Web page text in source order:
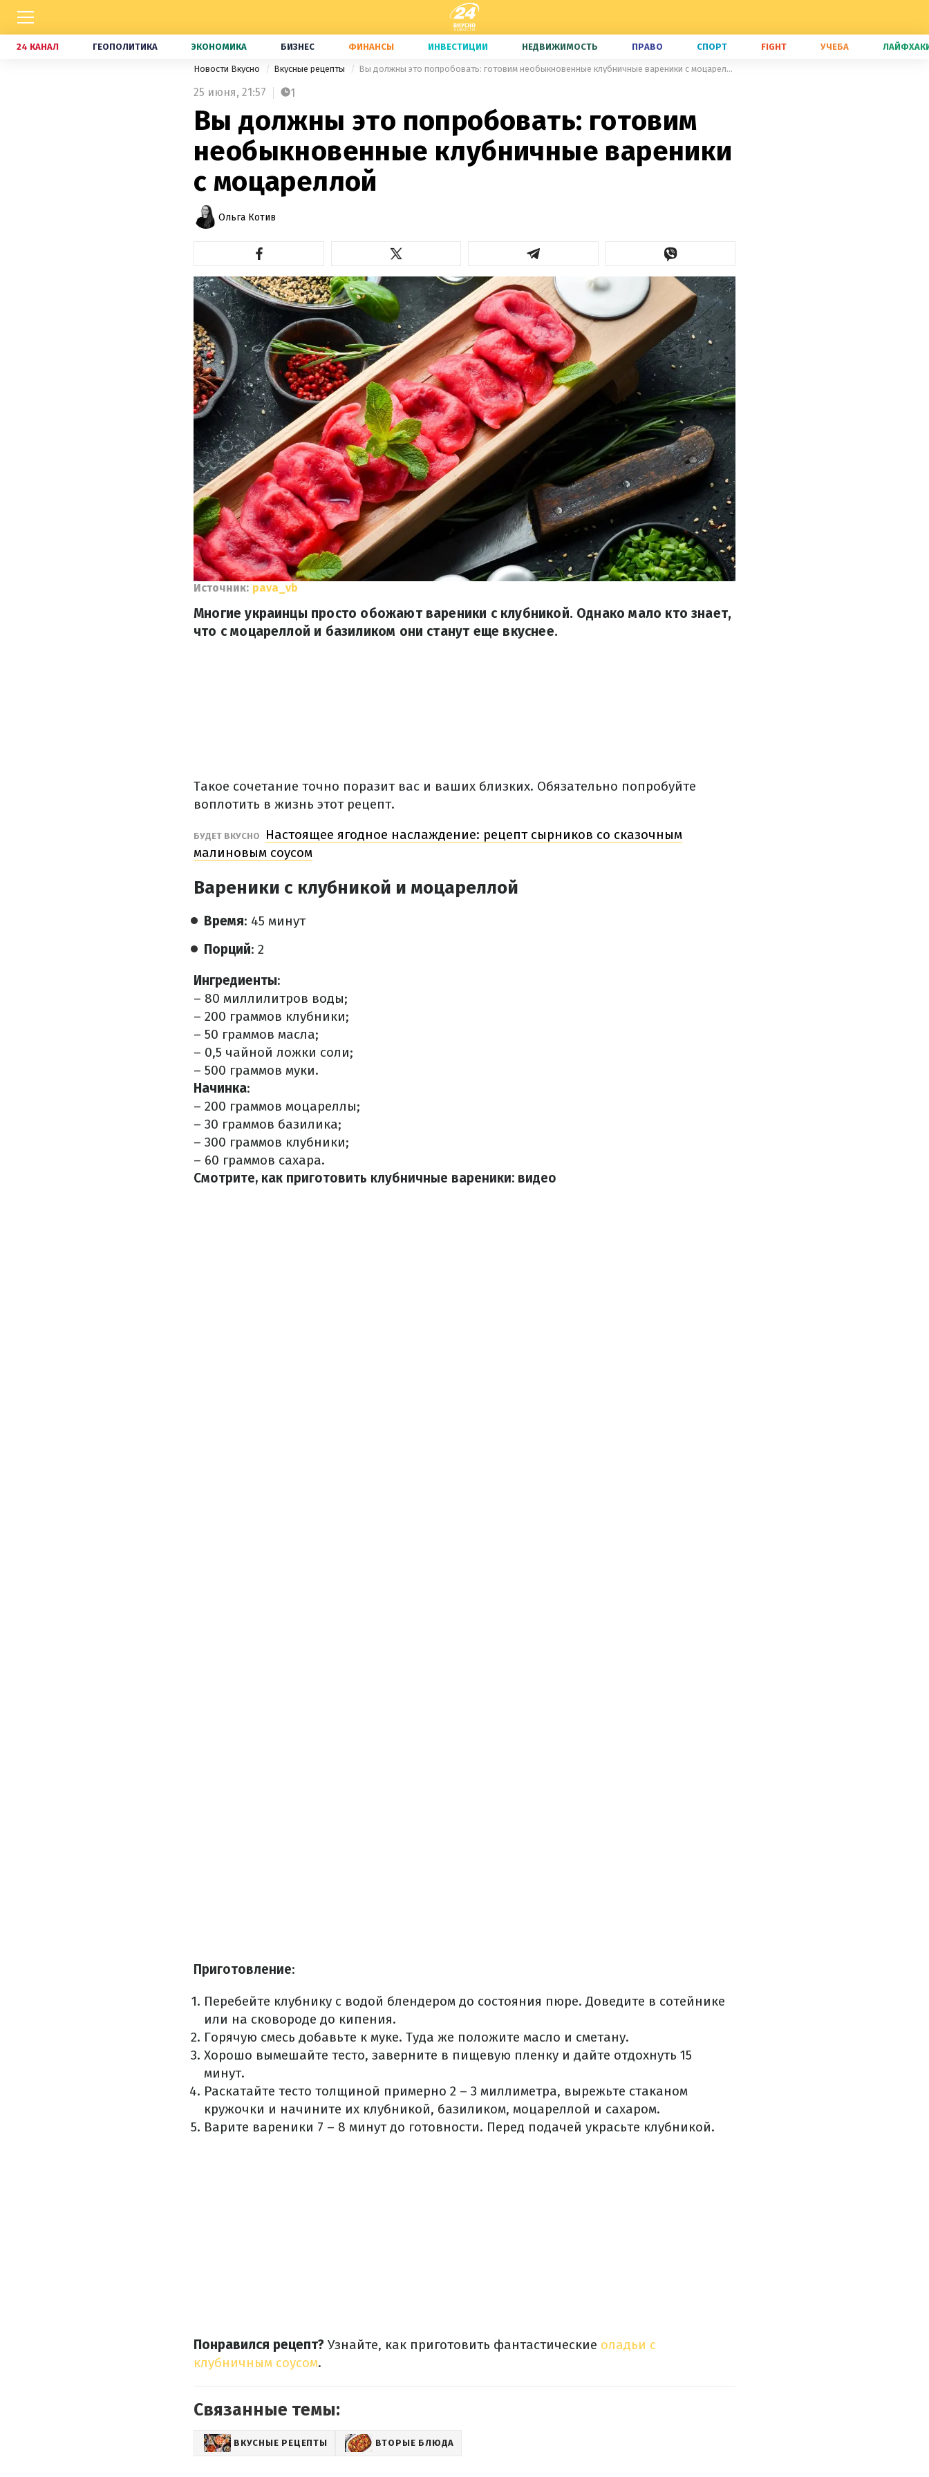
24 КАНАЛ ГЕОПОЛИТИКА ЭКОНОМИКА БИЗНЕС ФИНАНСЫ ИНВЕСТИЦИИ НЕДВИЖИМОСТЬ ПРАВО СПОРТ FIGHT УЧЕБА
Новости Вкусно Вкусные рецепты Вы должны это попробовать: готовим необыкновенные клубничные вареники с моцареллой
25 июня, 21:57 1
Вы должны это попробовать: готовим
необыкновенные клубничные вареники
с моцареллой
Ольга Котив
Источник: pava_vb
Многие украинцы просто обожают вареники с клубникой. Однако мало кто знает,
что с моцареллой и базиликом они станут еще вкуснее.
Такое сочетание точно поразит вас и ваших близких. Обязательно попробуйте
воплотить в жизнь этот рецепт.
БУДЕТ ВКУСНО
Настоящее ягодное наслаждение: рецепт сырников со сказочным
малиновым соусом
Вареники с клубникой и моцареллой
Время: 45 минут
Порций: 2
Ингредиенты:
– 80 миллилитров воды;
– 200 граммов клубники;
– 50 граммов масла;
– 0,5 чайной ложки соли;
– 500 граммов муки.
Начинка:
– 200 граммов моцареллы;
– 30 граммов базилика;
– 300 граммов клубники;
– 60 граммов сахара.
Смотрите, как приготовить клубничные вареники: видео
Приготовление:
Перебейте клубнику с водой блендером до состояния пюре. Доведите в сотейнике
или на сковороде до кипения.
Горячую смесь добавьте к муке. Туда же положите масло и сметану.
Хорошо вымешайте тесто, заверните в пищевую пленку и дайте отдохнуть 15
минут.
Раскатайте тесто толщиной примерно 2 – 3 миллиметра, вырежьте стаканом
кружочки и начините их клубникой, базиликом, моцареллой и сахаром.
Варите вареники 7 – 8 минут до готовности. Перед подачей украсьте клубникой.
Понравился рецепт? Узнайте, как приготовить фантастические оладьи с
клубничным соусом.
Связанные темы:
ВКУСНЫЕ РЕЦЕПТЫ ВТОРЫЕ БЛЮДА